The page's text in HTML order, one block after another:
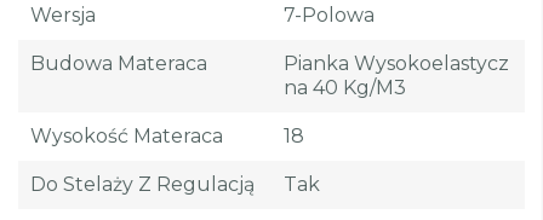
Wersja 7-Polowa
Budowa Materaca
Pianka Wysokoelastycz
Na 40 Kg/m3
Wysokość Materaca 18
Do Stelaży Z Regulacją Tak